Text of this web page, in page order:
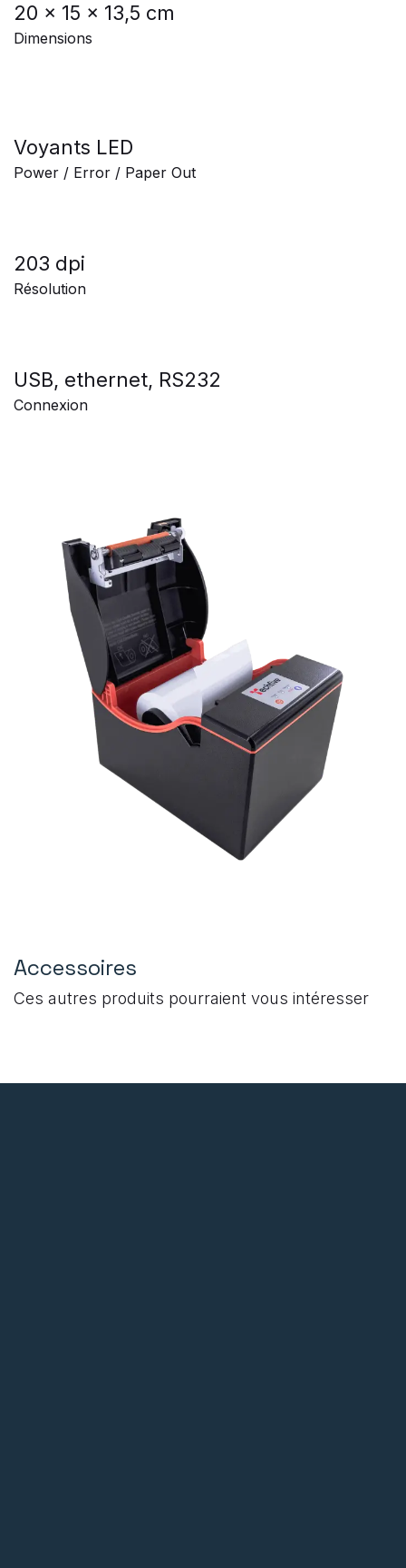
20 x 15 x 13,5 cm
Dimensions
Voyants LED
Power / Error / Paper Out
203 dpi
Résolution
USB, ethernet, RS232
Connexion
Accessoires
Ces autres produits pourraient vous intéresser